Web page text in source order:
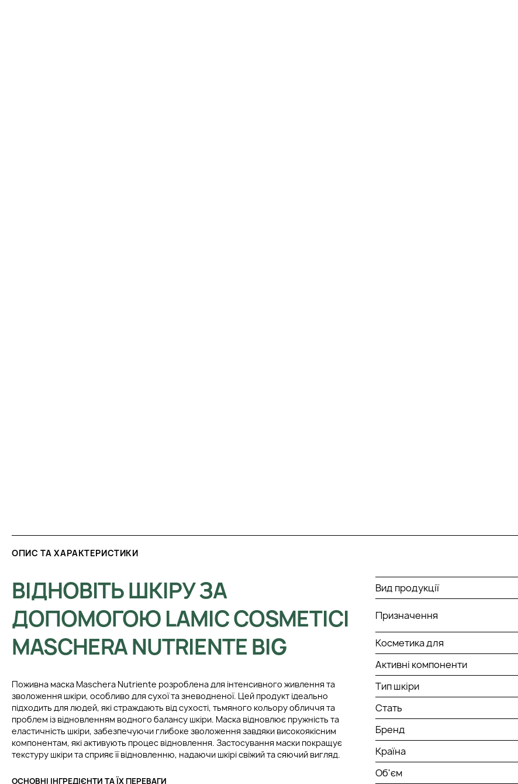
ОПИС ТА ХАРАКТЕРИСТИКИ
ВІДНОВІТЬ ШКІРУ ЗА
ДОПОМОГОЮ LAMIC COSMETICI
MASCHERA NUTRIENTE BIG
Поживна маска Maschera Nutriente розроблена для інтенсивного живлення та
зволоження шкіри, особливо для сухої та зневодненої. Цей продукт ідеально
підходить для людей, які страждають від сухості, тьмяного кольору обличчя та
проблем із відновленням водного балансу шкіри. Маска відновлює пружність та
еластичність шкіри, забезпечуючи глибоке зволоження завдяки високоякісним
компонентам, які активують процес відновлення. Застосування маски покращує
текстуру шкіри та сприяє її відновленню, надаючи шкірі свіжий та сяючий вигляд.
ОСНОВНІ ІНГРЕДІЄНТИ ТА ЇХ ПЕРЕВАГИ
Вид продукції
Призначення
Косметика для
Активні компоненти
Тип шкіри
Стать
Бренд
Країна
Об'єм